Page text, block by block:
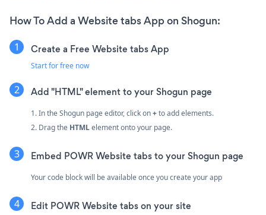
How To Add a Website tabs App on Shogun:
Create a Free Website tabs App
Start for free now
Add "HTML" element to your Shogun page
1. In the Shogun page editor, click on+to add elements.
2. Drag the HTMLelement onto your page.
Embed POWR Website tabs to your Shogun page
Your code block will be available once you create your app
Edit POWR Website tabs on your site